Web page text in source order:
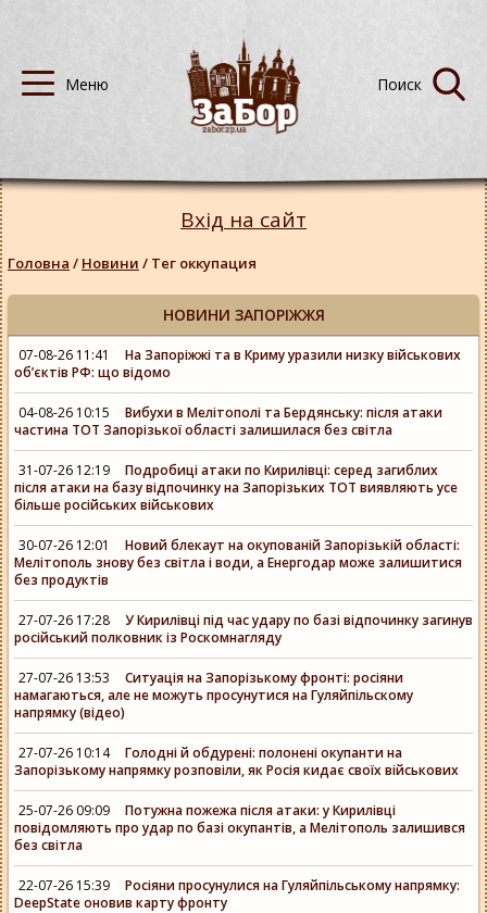
Вхід на сайт
Головна / Новини / Тег оккупация
НОВИНИ ЗАПОРІЖЖЯ
07-08-26 11:41
На Запоріжжі та в Криму уразили низку військових
об’єктів РФ: що відомо
04-08-26 10:15
Вибухи в Мелітополі та Бердянську: після атаки
частина ТОТ Запорізької області залишилася без світла
31-07-26 12:19
Подробиці атаки по Кирилівці: серед загиблих
після атаки на базу відпочинку на Запорізьких ТОТ виявляють усе
більше російських військових
30-07-26 12:01
Новий блекаут на окупованій Запорізькій області:
Мелітополь знову без світла і води, а Енергодар може залишитися
без продуктів
27-07-26 17:28
У Кирилівці під час удару по базі відпочинку загинув
російський полковник із Роскомнагляду
27-07-26 13:53
Ситуація на Запорізькому фронті: росіяни
намагаються, але не можуть просунутися на Гуляйпільскому
напрямку (відео)
27-07-26 10:14
Голодні й обдурені: полонені окупанти на
Запорізькому напрямку розповіли, як Росія кидає своїх військових
25-07-26 09:09
Потужна пожежа після атаки: у Кирилівці
повідомляють про удар по базі окупантів, а Мелітополь залишився
без світла
22-07-26 15:39
Росіяни просунулися на Гуляйпільському напрямку:
DeepState оновив карту фронту